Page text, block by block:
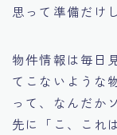
思って準備だけ
物件情報は毎日
てこないような
って、なんだか
先に「こ、これ